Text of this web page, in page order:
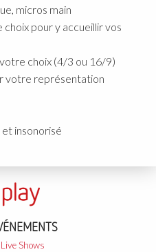
micros main
pour y accueillir vos
choix (4/3 ou 16/9)
votre représentation
insonorisé
Shows